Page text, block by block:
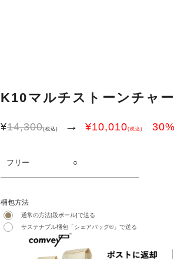
K10マルチストーンチャ
¥14,300(税込) → ¥10,010(税込) 30
フリー ○
梱包方法
通常の方法[段ボール]で送る
サステナブル梱包「シェアバッグ®︎」で送る